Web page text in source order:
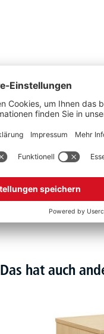
Schwarz
320mm
2kg
Polyamid
Stück
Das hat auch